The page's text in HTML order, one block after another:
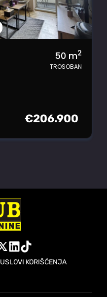
50 m2
TROSOBAN
€206.900
USLOVI KORIŠĆENJA